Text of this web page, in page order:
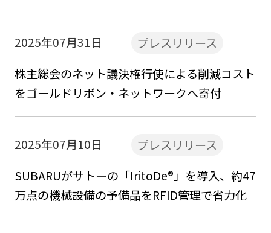
2025年07月31日
プレスリリース
株主総会のネット議決権行使による削減コスト
をゴールドリボン・ネットワークへ寄付
2025年07月10日
プレスリリース
SUBARUがサトーの「IritoDe®」を導入、約47
万点の機械設備の予備品をRFID管理で省力化